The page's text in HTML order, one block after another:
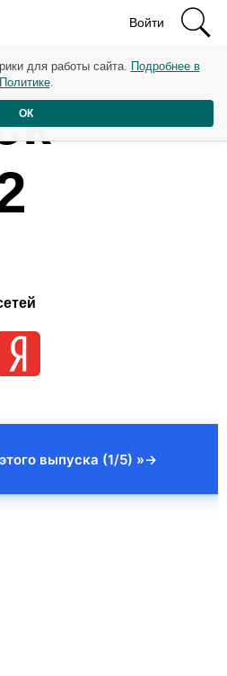
Войти
выпуска (1/5) »
для работы сайта. Подробнее в
Политике.
ОК